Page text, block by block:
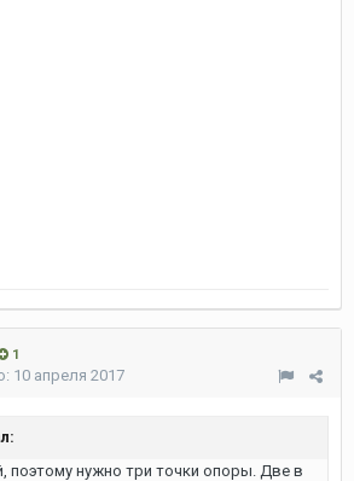
1
10 апреля 2017
поэтому нужно три точки опоры. Две в